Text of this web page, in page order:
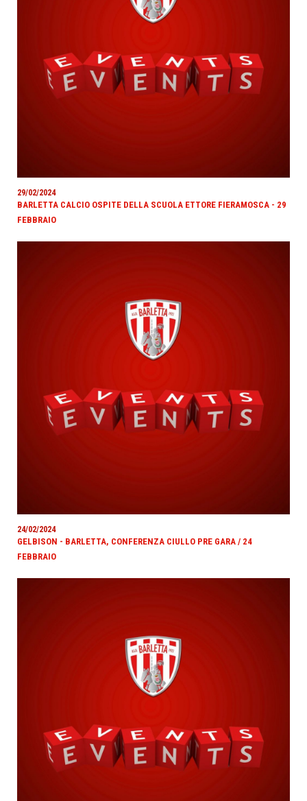
29/02/2024
BARLETTA CALCIO OSPITE DELLA SCUOLA ETTORE FIERAMOSCA - 29
FEBBRAIO
24/02/2024
GELBISON - BARLETTA, CONFERENZA CIULLO PRE GARA / 24
FEBBRAIO